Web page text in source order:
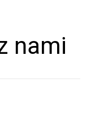
nami